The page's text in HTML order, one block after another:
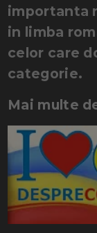
importanta
in limba
celor care
categorie.
Mai multe